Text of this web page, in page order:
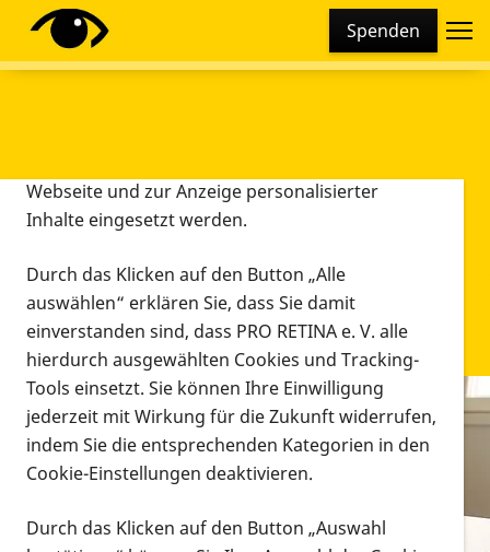
Spenden
Infomaterial
Infomaterial
Vorlesen
Diese Webseite setzt verschiedene Cookies und
Tracking-Tools ein. Dies beinhaltet Cookies und
Webseite und zur Anzeige personalisierter
Inhalte eingesetzt werden.
Durch das Klicken auf den Button „Alle
auswählen“ erklären Sie, dass Sie damit
einverstanden sind, dass PRO RETINA e. V. alle
hierdurch ausgewählten Cookies und Tracking-
Tools einsetzt. Sie können Ihre Einwilligung
jederzeit mit Wirkung für die Zukunft widerrufen,
indem Sie die entsprechenden Kategorien in den
Cookie-Einstellungen deaktivieren.
Durch das Klicken auf den Button „Auswahl